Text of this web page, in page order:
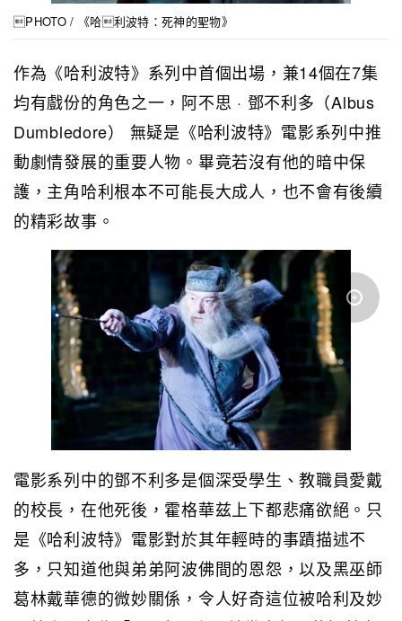
PHOTO / 《哈利波特：死神的聖物》
作為《哈利波特》系列中首個出場，兼14個在7集
均有戲份的角色之一，阿不思 · 鄧不利多（Albus
Dumbledore） 無疑是《哈利波特》電影系列中推
動劇情發展的重要人物。畢竟若沒有他的暗中保
護，主角哈利根本不可能長大成人，也不會有後續
的精彩故事。
電影系列中的鄧不利多是個深受學生、教職員愛戴
的校長，在他死後，霍格華兹上下都悲痛欲絕。只
是《哈利波特》電影對於其年輕時的事蹟描述不
多，只知道他與弟弟阿波佛間的恩怨，以及黑巫師
葛林戴華德的微妙關係，令人好奇這位被哈利及妙